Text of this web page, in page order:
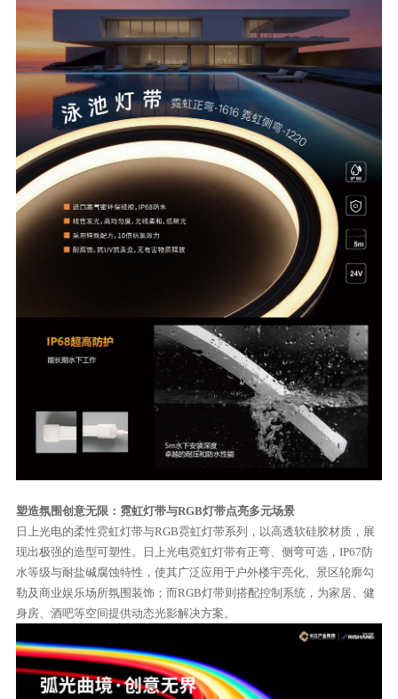
塑造氛围创意无限：霓虹灯带与RGB灯带点亮多元场景
日上光电的柔性霓虹灯带与RGB霓虹灯带系列，以高透软硅胶材质，展
现出极强的造型可塑性。日上光电霓虹灯带有正弯、侧弯可选，IP67防
水等级与耐盐碱腐蚀特性，使其广泛应用于户外楼宇亮化、景区轮廓勾
勒及商业娱乐场所氛围装饰；而RGB灯带则搭配控制系统，为家居、健
身房、酒吧等空间提供动态光影解决方案。